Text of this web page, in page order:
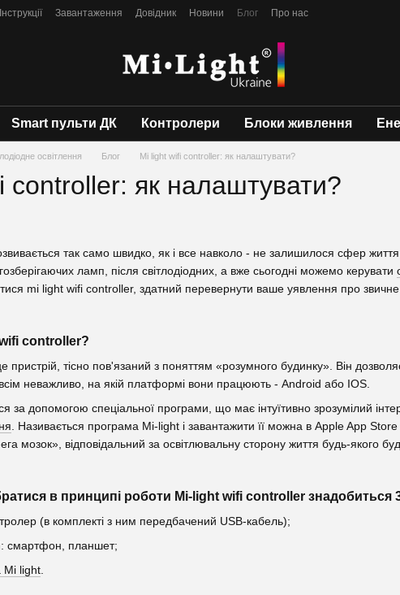
Інструкції Завантаження Довідник Новини Блог
Про нас
Smart пульти ДК Контролери Блоки живлення
освітлення Блог Mi light wifi controller: як налаштувати?
controller: як налаштувати?
так само швидко, як і все навколо - не залишилося сфер
ламп, після світлодіодних, а вже сьогодні можемо керувати
mi light wifi controller, здатний перевернути ваше уявлення про звичне
controller?
тісно пов'язаний з поняттям «розумного будинку». Він
неважливо, на якій платформі вони працюють - Android або IOS.
за допомогою спеціальної програми, що має інтуїтивно зрозумілий
. Називається програма Mi-light і завантажити її можна в Apple App
мозок», відповідальний за освітлювальну сторону життя будь-якого
в принципі роботи Mi-light wifi controller знадобиться
(в комплекті з ним передбачений USB-кабель);
смартфон, планшет;
Mi light.